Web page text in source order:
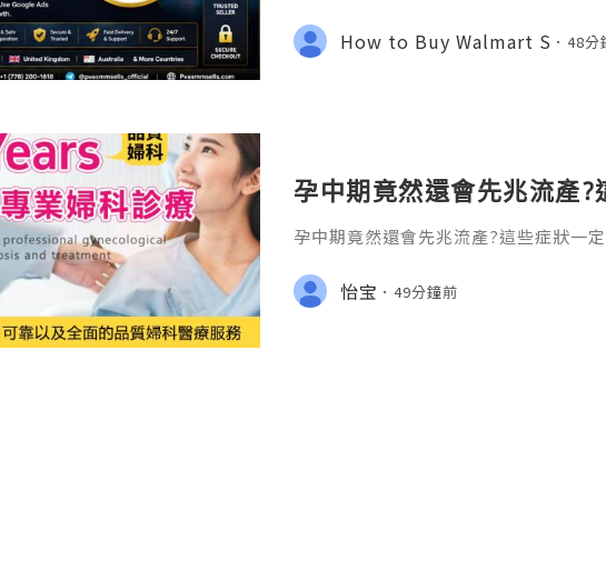
tion In today's digital world,
s has become an essential
How to Buy Walmart S 48分
孕中期竟然還會先兆流產
孕中期竟然還會先兆流產?這些症狀一
前三個月（孕早期）不穩定，容易流產
6個月），胎兒坐穩了，就可以放心了
怡宝 49分鐘前